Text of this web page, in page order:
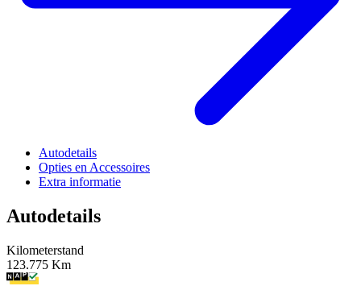
Autodetails
Opties en Accessoires
Extra informatie
Autodetails
Kilometerstand
123.775 Km